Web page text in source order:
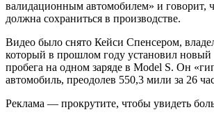
валидационным автомобилем» и говорит,
должна сохраниться в производстве.
Видео было снято Кейси Спенсером,
который в прошлом году установил новый
пробега на одном заряде в Model S. Он
автомобиль, преодолев 550,3 мили за 26
Реклама — прокрутите, чтобы увидеть